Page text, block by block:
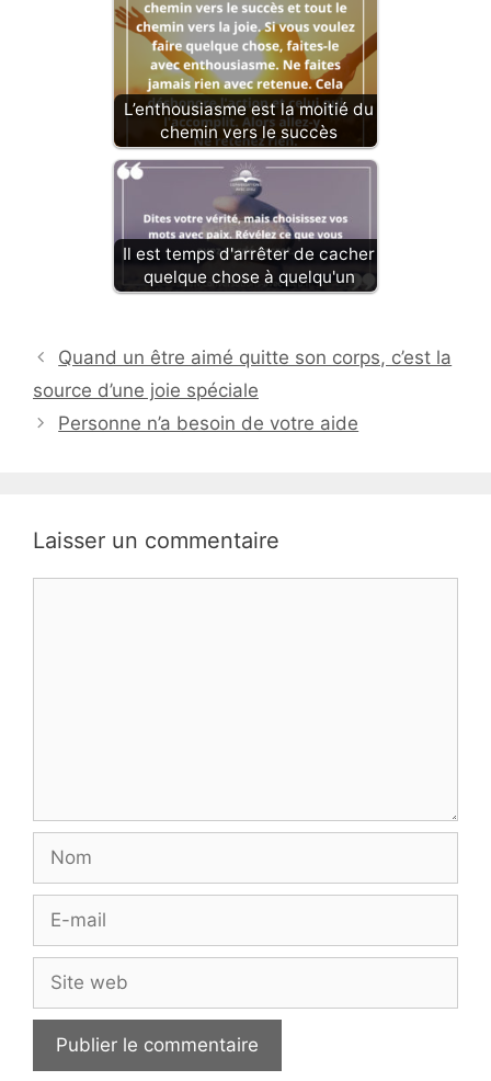
L’enthousiasme est la moitié du
chemin vers le succès
Il est temps d'arrêter de cacher
quelque chose à quelqu'un
Quand un être aimé quitte son corps, c’est la
source d’une joie spéciale
Personne n’a besoin de votre aide
Laisser un commentaire
Nom
Site
web